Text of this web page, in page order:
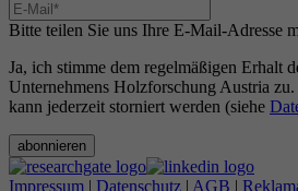
Bitte teilen Sie uns Ihre E-Mail-Adresse
Ja, ich stimme dem regelmäßigen Erhalt
Unternehmens Holzforschung Austria
kann jederzeit storniert werden (siehe
abonnieren
Impressum | Datenschutz | AGB |